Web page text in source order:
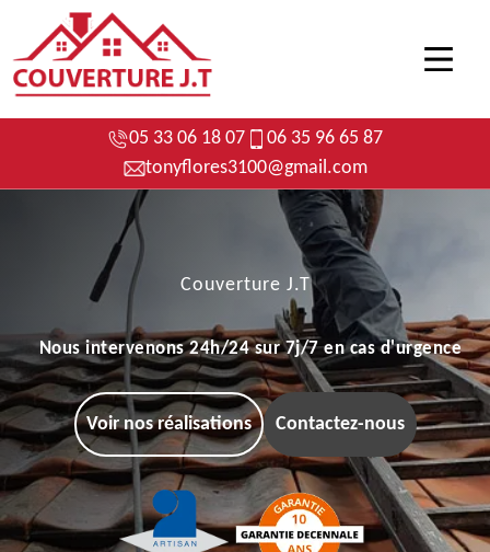
05 33 06 18 07
06 35 96 65 87
tonyflores3100@gmail.com
Couverture J.T
Nous intervenons 24h/24 sur 7j/7 en cas d'urgence
Voir nos réalisations Contactez-nous